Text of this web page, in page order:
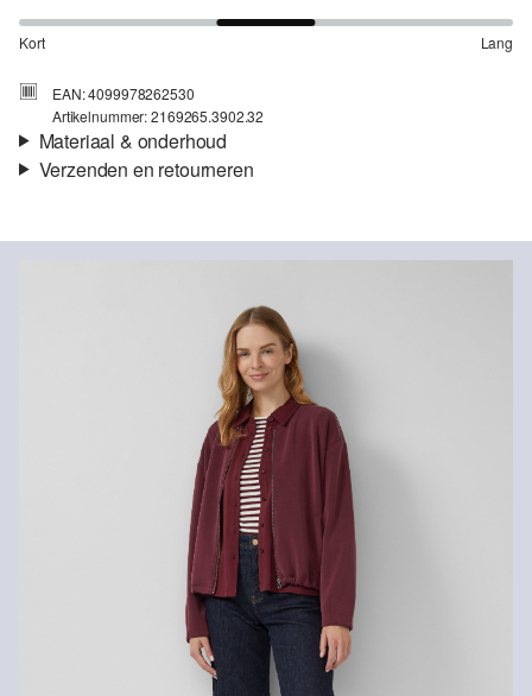
Kort Lang
EAN: 4099978262530
Artikelnummer: 2169265.3902.32
Materiaal & onderhoud
Voering: Ongevoerd
Niet bleken met chloor
Niet geschikt voor de droger
Niet heet strijken
Geen chemische reiniging mogelijk
Speciaal wasprogramma 30 °C
Verzenden en retourneren
Je bestelling wordt binnen 3-5 werkdagen verzonden door bpost.
Je kunt je artikelen binnen 14 dagen gratis aan ons retourneren.
Als je onze s.Oliver Card hebt, kun je artikelen zelfs binnen 30
dagen gratis retourneren.